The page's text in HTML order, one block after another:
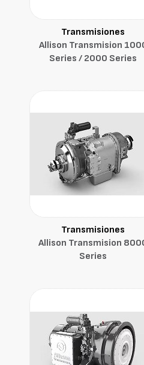
Transmisiones
Allison Transmision
Series / 2000 Series
Transmisiones
Allison Transmision
Series